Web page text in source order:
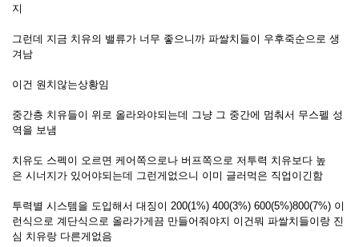
지
그런데 지금 치유의 밸류가 너무 좋으니까 파쌀치들이 우후죽순으로 생
겨남
이건 원치않는상황임
중간층 치유들이 위로 올라와야되는데 그냥 그 중간에 멈춰서 무스펠 성
역을 보냄
치유도 스펙이 오르면 케어쪽으로나 버프쪽으로 저투력 치유보다 높
은 시너지가 있어야되는데 그런게없으니 이미 글러먹은 직업이긴함
투력별 시스템을 도입해서 대징이 200(1%) 400(3%) 600(5%)800(7%) 이
런식으로 계단식으로 올라가게끔 만들어줘야지 이건뭐 파쌀치들이랑 진
심 치유랑 다른게없음